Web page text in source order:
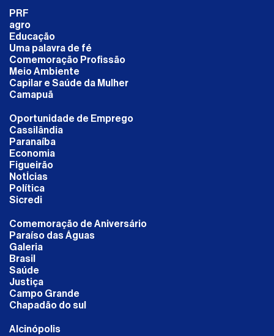
PRF
agro
Educação
Uma palavra de fé
Comemoração Profissão
Meio Ambiente
Capilar e Saúde da Mulher
Camapuã
Oportunidade de Emprego
Cassilândia
Paranaíba
Economia
Figueirão
NotÍcias
Política
Sicredi
Comemoração de Aniversário
Paraíso das Águas
Galeria
Brasil
Saúde
Justiça
Campo Grande
Chapadão do sul
Alcinópolis